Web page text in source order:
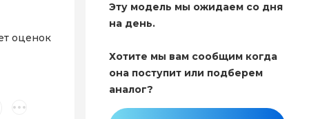
оценок
Эту модель мы ожидаем со дня
на день.
Хотите мы вам сообщим когда
она поступит или подберем
аналог?